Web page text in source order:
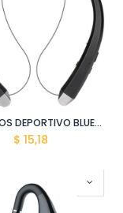
AUDIFONOS DEPORTIVO BLUETOOTH D910
$ 15,18